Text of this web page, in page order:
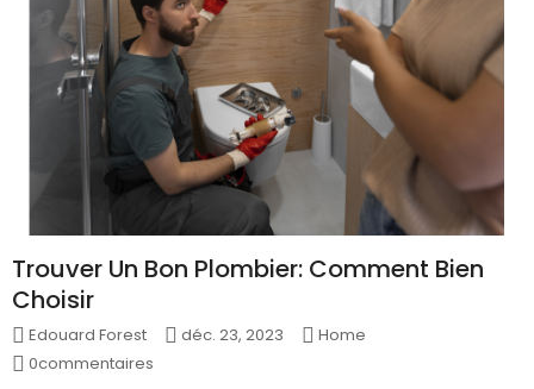
Trouver Un Bon Plombier: Comment Bien
Choisir
Edouard Forest déc. 23, 2023
Home
0commentaires